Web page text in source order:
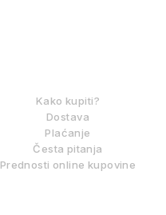
Kako kupiti?
Dostava
Plaćanje
Česta pitanja
Prednosti online kupovine